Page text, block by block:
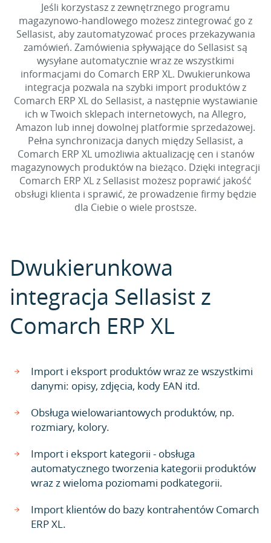
Jeśli korzystasz z zewnętrznego programu
magazynowo-handlowego możesz zintegrować go z
Sellasist, aby zautomatyzować proces przekazywania
zamówień. Zamówienia spływające do Sellasist są
wysyłane automatycznie wraz ze wszystkimi
informacjami do Comarch ERP XL. Dwukierunkowa
integracja pozwala na szybki import produktów z
Comarch ERP XL do Sellasist, a następnie wystawianie
ich w Twoich sklepach internetowych, na Allegro,
Amazon lub innej dowolnej platformie sprzedażowej.
Pełna synchronizacja danych między Sellasist, a
Comarch ERP XL umożliwia aktualizację cen i stanów
magazynowych produktów na bieżąco. Dzięki integracji
Comarch ERP XL z Sellasist możesz poprawić jakość
obsługi klienta i sprawić, że prowadzenie firmy będzie
dla Ciebie o wiele prostsze.
Dwukierunkowa
integracja Sellasist z
Comarch ERP XL
Import i eksport produktów wraz ze wszystkimi
danymi: opisy, zdjęcia, kody EAN itd.
Obsługa wielowariantowych produktów, np.
rozmiary, kolory.
Import i eksport kategorii - obsługa
automatycznego tworzenia kategorii produktów
wraz z wieloma poziomami podkategorii.
Import klientów do bazy kontrahentów Comarch
ERP XL.